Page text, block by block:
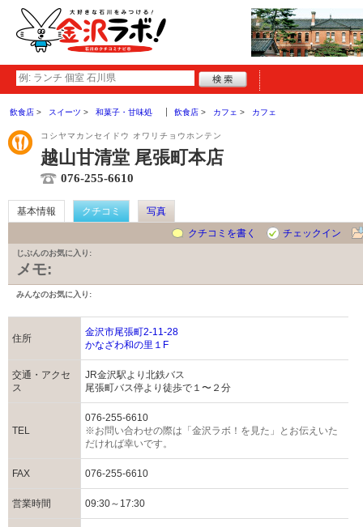
飲食店 スイーツ 和菓子・甘味処 飲食店 カフェ カフェ
コシヤマカンセイドウ オワリチョウホンテン
越山甘清堂 尾張町本店
076-255-6610
基本情報 クチコミ
写真
クチコミを書く
チェックイン
じぶんのお気に入り:
メモ:
みんなのお気に入り:
住所
金沢市尾張町2-11-28
かなざわ和の里１F
交通・アクセ
ス
JR金沢駅より北鉄バス
尾張町バス停より徒歩で１〜２分
TEL
076-255-6610
※お問い合わせの際は「金沢ラボ！を見た」とお伝えいた
だければ幸いです。
FAX 076-255-6610
営業時間 09:30～17:30